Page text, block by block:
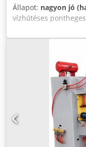
Állapot: nagyon jó
vízhűtéses
Névleges
Másodlagos
Cedpfx
300 mm Kettős
előtolás 40 mm,
felfüggesztéssel és
csatlakozókábel és
következőhöz való
vezérlőegység B 200